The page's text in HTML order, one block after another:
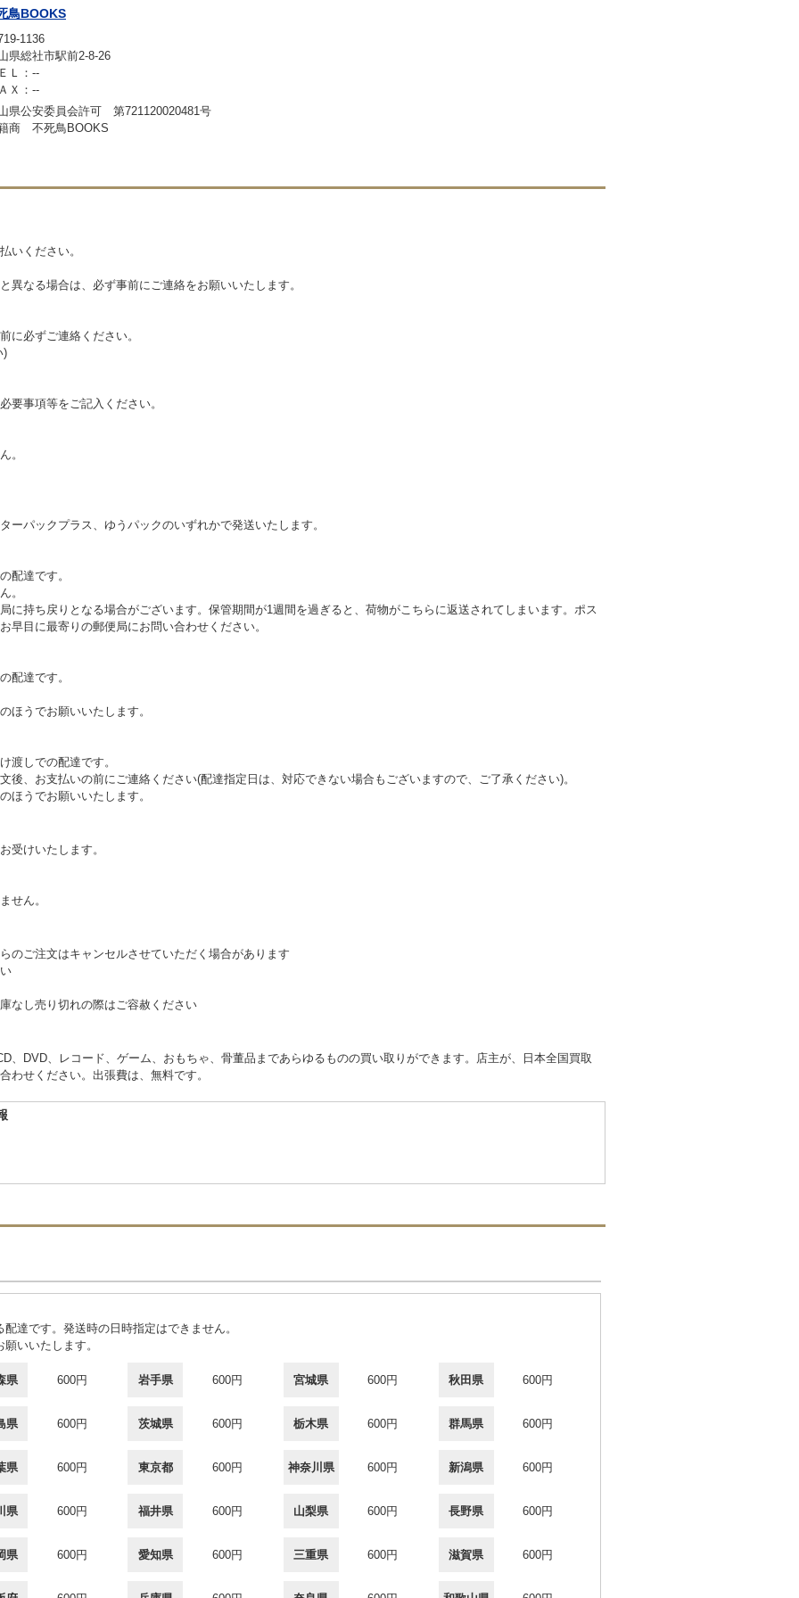
鳥BOOKS
1136
県総社市駅前2-8-26
Ｌ：--
Ｘ：--
県公安委員会許可 第721120020481号
商 不死鳥BOOKS
いください。
異なる場合は、必ず事前にご連絡をお願いいたします。
に必ずご連絡ください。
)
要事項等をご記入ください。
。
ーパックプラス、ゆうパックのいずれかで発送いたします。
配達です。
。
に持ち戻りとなる場合がございます。保管期間が1週間を過ぎると、荷物がこちらに返送されてしまいます。ポス
早目に最寄りの郵便局にお問い合わせください。
配達です。
ほうでお願いいたします。
渡しでの配達です。
後、お支払いの前にご連絡ください(配達指定日は、対応できない場合もございますので、ご了承ください)。
ほうでお願いいたします。
受けいたします。
せん。
のご注文はキャンセルさせていただく場合があります
なし売り切れの際はご容赦ください
、DVD、レコード、ゲーム、おもちゃ、骨董品まであらゆるものの買い取りができます。店主が、日本全国買取
わせください。出張費は、無料です。
達です。発送時の日時指定はできません。
いいたします。
県 600円 岩手県 600円 宮城県 600円 秋田県 600円
県 600円 茨城県 600円 栃木県 600円 群馬県 600円
県 600円 東京都 600円 神奈川県 600円 新潟県 600円
県 600円 福井県 600円 山梨県 600円 長野県 600円
県 600円 愛知県 600円 三重県 600円 滋賀県 600円